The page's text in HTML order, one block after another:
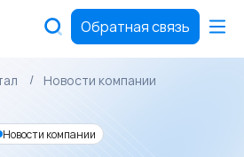
Обратная связь
Новости компании
Новости компании